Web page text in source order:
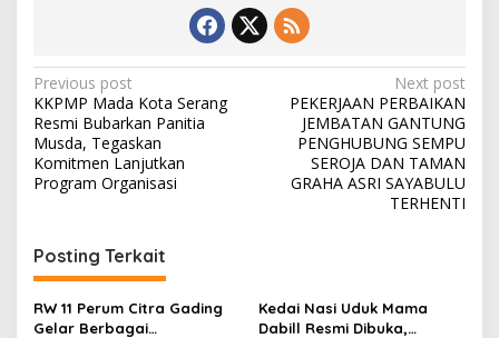
Post
navigation
Previous post
KKPMP Mada Kota Serang
Resmi Bubarkan Panitia
Musda, Tegaskan
Komitmen Lanjutkan
Program Organisasi
Next post
PEKERJAAN PERBAIKAN
JEMBATAN GANTUNG
PENGHUBUNG SEMPU
SEROJA DAN TAMAN
GRAHA ASRI SAYABULU
TERHENTI
Posting Terkait
RW 11 Perum Citra Gading
Gelar Berbagai
Kedai Nasi Uduk Mama
Dabill Resmi Dibuka,